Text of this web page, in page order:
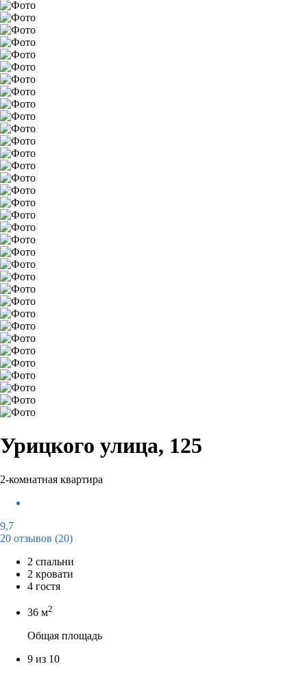
Урицкого улица, 125
2-комнатная квартира
9,7
20 отзывов (20)
2 спальни
2 кровати
4 гостя
36 м2
Общая площадь
9 из 10